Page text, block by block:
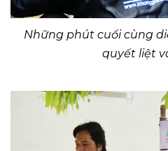
Những phút cuối cùng
quyết liệt